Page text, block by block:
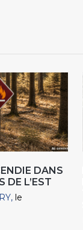
DANS
DE L’EST
le